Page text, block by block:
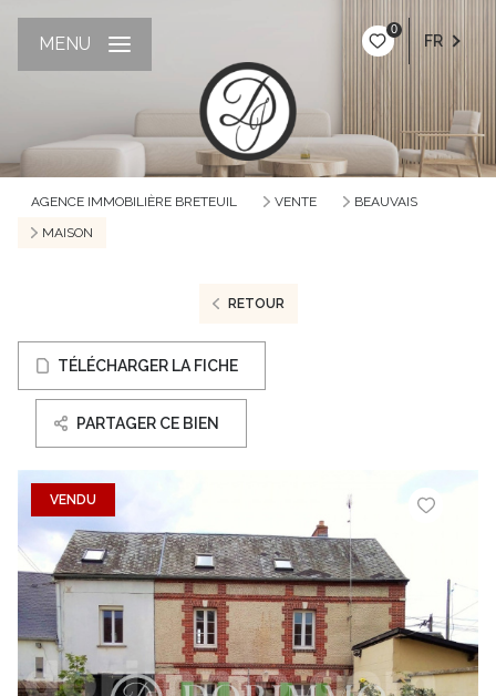
0
FR
MENU
AGENCE IMMOBILIÈRE BRETEUIL VENTE
BEAUVAIS
MAISON
RETOUR
TÉLÉCHARGER LA FICHE
PARTAGER CE BIEN
VENDU